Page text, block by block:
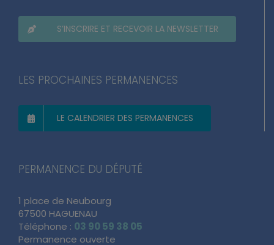
S’INSCRIRE ET RECEVOIR LA NEWSLETTER
LES PROCHAINES PERMANENCES
LE CALENDRIER DES PERMANENCES
PERMANENCE DU DÉPUTÉ
1 place de Neubourg
67500 HAGUENAU
Téléphone : 03 90 59 38 05
Permanence ouverte